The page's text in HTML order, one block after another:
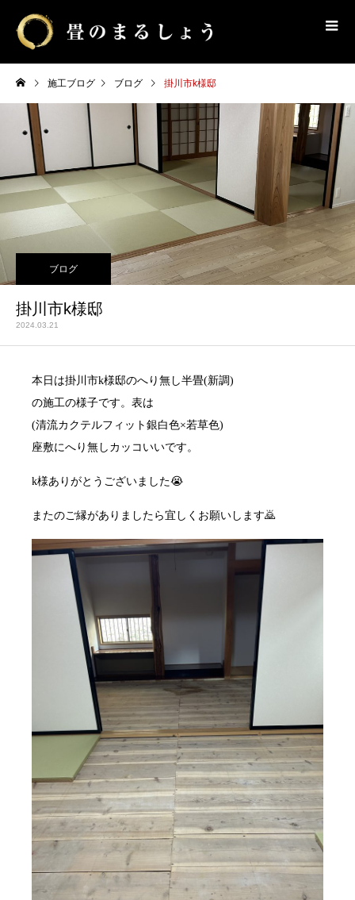
施工ブログ ブログ 掛川市k様邸
ブログ
掛川市k様邸
2024.03.21
本日は掛川市k様邸のへり無し半畳(新調)
の施工の様子です。表は
(清流カクテルフィット銀白色×若草色)
座敷にへり無しカッコいいです。
k様ありがとうございました😭
またのご縁がありましたら宜しくお願いします🙇